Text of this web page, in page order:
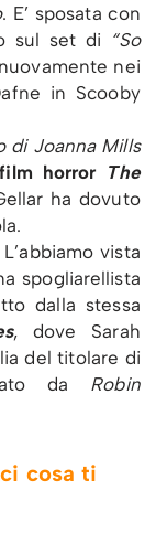
. E’ sposata con
sul set di “So
nei
in Scooby
di Joanna Mills
horror The
ha dovuto
vista
spogliarellista
dalla stessa
, dove Sarah
del titolare di
da Robin
cosa ti